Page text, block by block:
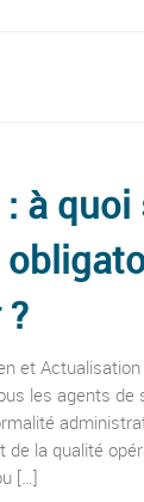
: à
et
les agents de
de la qualité
[…]